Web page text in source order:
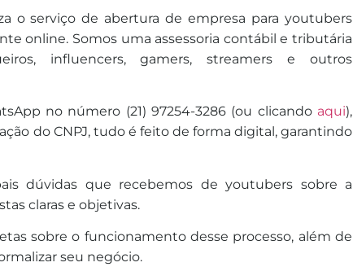
o serviço de abertura de empresa para youtubers
online. Somos uma assessoria contábil e tributária
influencers, gamers, streamers e outros
no número (21) 97254-3286 (ou clicando aqui),
do CNPJ, tudo é feito de forma digital, garantindo
dúvidas que recebemos de youtubers sobre a
claras e objetivas.
sobre o funcionamento desse processo, além de
seu negócio.